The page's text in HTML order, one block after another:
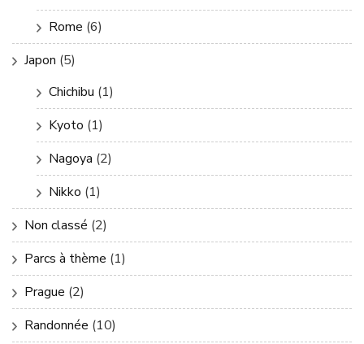
Rome (6)
Japon (5)
Chichibu (1)
Kyoto (1)
Nagoya (2)
Nikko (1)
Non classé (2)
Parcs à thème (1)
Prague (2)
Randonnée (10)